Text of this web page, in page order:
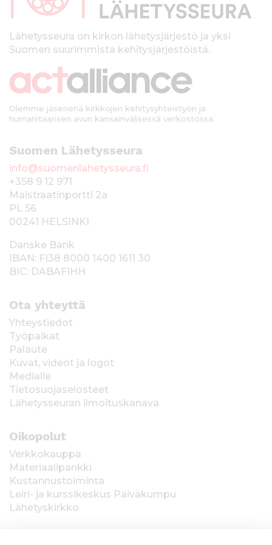
kLähetysseura on kirkon lähetysjärjestö ja yksi
Suomen suurimmista kehitysjärjestöistä.
Olemme jäsenenä kirkkojen kehitysyhteistyön ja
humanitaarisen avun kansainvälisessä verkostossa.
Suomen Lähetysseura
info@suomenlahetysseura.fi
+358 9 12 971
Maistraatinportti 2a
PL 56
00241 HELSINKI
Danske Bank
IBAN: FI38 8000 1400 1611 30
BIC: DABAFIHH
Ota yhteyttä
Yhteystiedot
Työpaikat
Palaute
Kuvat, videot ja logot
Medialle
Tietosuojaselosteet
Lähetysseuran ilmoituskanava
Oikopolut
Verkkokauppa
Materiaalipankki
Kustannustoiminta
Leiri- ja kurssikeskus Päiväkumpu
Lähetyskirkko